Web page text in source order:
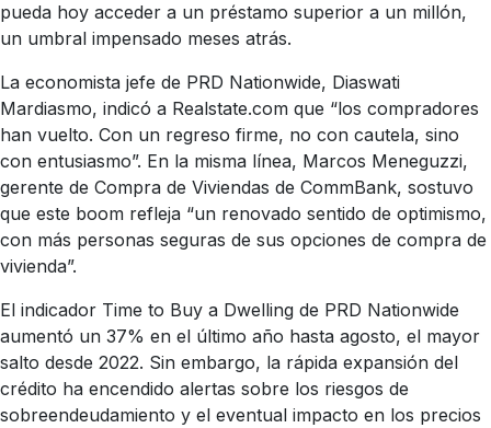
pueda hoy acceder a un préstamo superior a un millón,
un umbral impensado meses atrás.
La economista jefe de PRD Nationwide, Diaswati
Mardiasmo, indicó a Realstate.com que “los compradores
han vuelto. Con un regreso firme, no con cautela, sino
con entusiasmo”. En la misma línea, Marcos Meneguzzi,
gerente de Compra de Viviendas de CommBank, sostuvo
que este boom refleja “un renovado sentido de optimismo,
con más personas seguras de sus opciones de compra de
vivienda”.
El indicador Time to Buy a Dwelling de PRD Nationwide
aumentó un 37% en el último año hasta agosto, el mayor
salto desde 2022. Sin embargo, la rápida expansión del
crédito ha encendido alertas sobre los riesgos de
sobreendeudamiento y el eventual impacto en los precios